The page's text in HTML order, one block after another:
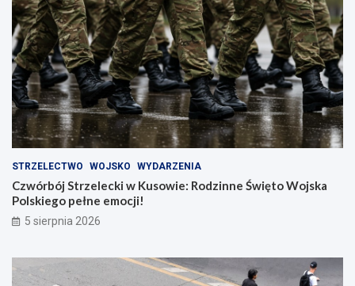
STRZELECTWO WOJSKO WYDARZENIA
Czwórbój Strzelecki w Kusowie: Rodzinne Święto Wojska
Polskiego pełne emocji!
5 sierpnia 2026